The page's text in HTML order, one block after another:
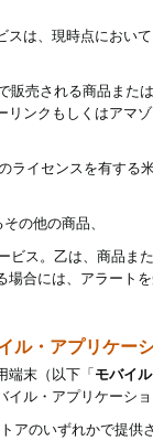
は、現時点におい
販売される商品ま
リンクもしくはアマ
ライセンスを有す
の他の商品、
ビス。乙は、商品ま
場合には、アラート
ル・アプリケー
端末（以下「モバイ
ル・アプリケーシ
アのいずれかで提供